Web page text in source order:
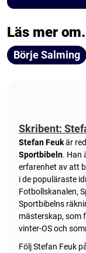
Läs mer
Börje Salming
Skribent:
Stefan Feukär
Sportbibeln. Han
erfarenhet av att
i de populäraste
Fotbollskanalen,
Sportbibelns
mästerskap, som
vinter-OS och
Följ Stefan Feuk